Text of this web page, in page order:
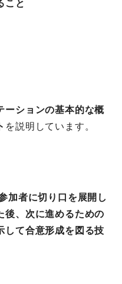
こと
ーションの基本的な概
を説明しています。
加者に切り口を展開し
後、次に進めるための
して合意形成を図る技